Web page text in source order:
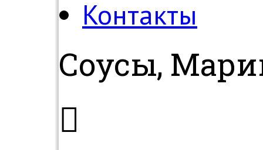
Контакты
Соусы,